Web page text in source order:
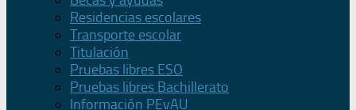
Residencias escolares
Transporte escolar
Titulación
Pruebas libres ESO
Pruebas libres Bachillerato
Información PEvAU